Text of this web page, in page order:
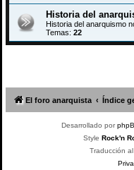
Historia del
Historia del anarquismo
Temas: 22
El foro anarquista Índice
Desarrollado por
Style Rock'n
Traducción